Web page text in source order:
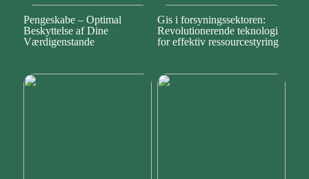
Pengeskabe – Optimal
Beskyttelse af Dine
Værdigenstande
Gis i forsyningssektoren:
Revolutionerende teknologi
for effektiv ressourcestyring